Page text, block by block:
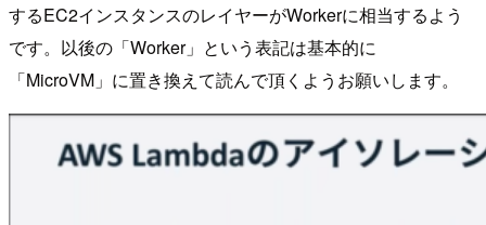
するEC2インスタンスのレイヤーがWorkerに相当するよう
です。以後の「Worker」という表記は基本的に
「MicroVM」に置き換えて読んで頂くようお願いします。